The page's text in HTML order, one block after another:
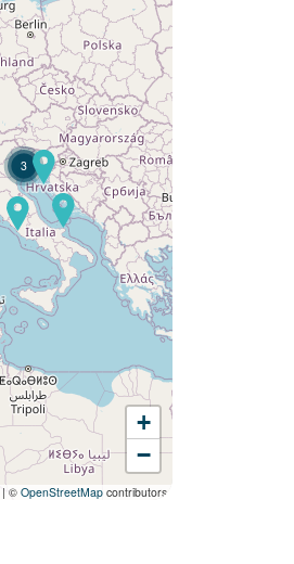
Lust auf die :
Camping Fontaine Vieille ?
3
+
−
| © OpenStreetMapcontributors